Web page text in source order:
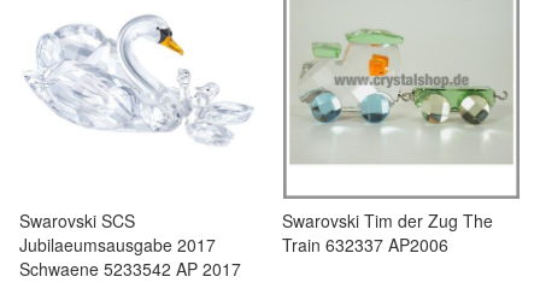
Swarovski SCS
Jubilaeumsausgabe 2017
Schwaene 5233542 AP 2017
Swarovski Tim der Zug The
Train 632337 AP2006